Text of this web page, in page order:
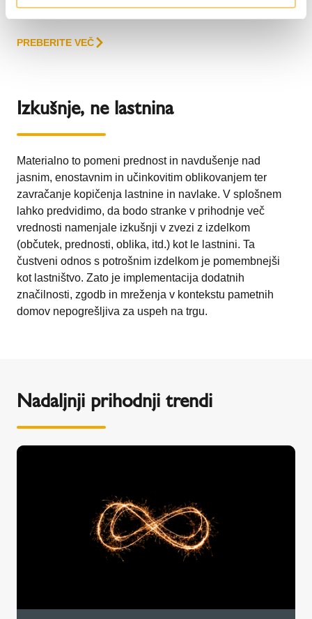
družine v Evropi.
PREBERITE VEČ
Izkušnje, ne lastnina
Materialno to pomeni prednost in navdušenje nad
jasnim, enostavnim in učinkovitim oblikovanjem ter
zavračanje kopičenja lastnine in navlake. V splošnem
lahko predvidimo, da bodo stranke v prihodnje več
vrednosti namenjale izkušnji v zvezi z izdelkom
(občutek, prednosti, oblika, itd.) kot le lastnini. Ta
čustveni odnos s potrošnim izdelkom je pomembnejši
kot lastništvo. Zato je implementacija dodatnih
značilnosti, zgodb in mreženja v kontekstu pametnih
domov nepogrešljiva za uspeh na trgu.
Nadaljnji prihodnji trendi